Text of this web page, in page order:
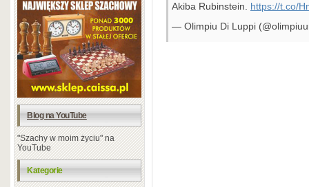
Blog na YouTube
"Szachy w moim życiu" na
YouTube
Kategorie
Akiba Rubinstein. https://t.co/
— Olimpiu Di Luppi